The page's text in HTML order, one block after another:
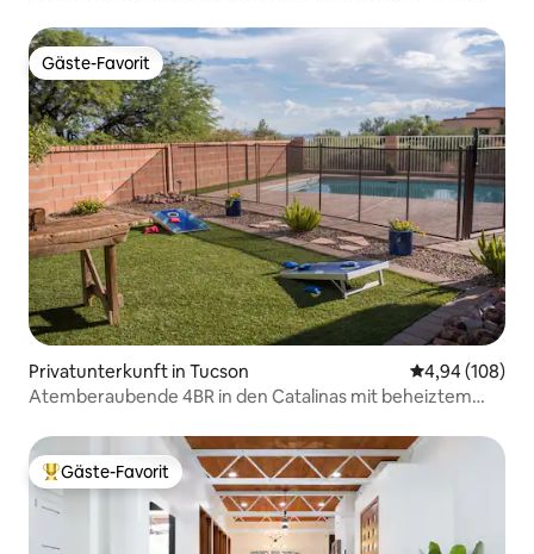
Gäste-Favorit
Gäste-Favorit
Privatunterkunft in Tucson
4,94 (108)
Atemberaubende 4BR in den Catalinas mit beheiztem
Beliebter Gäste-Favorit.
Gäste-Favorit